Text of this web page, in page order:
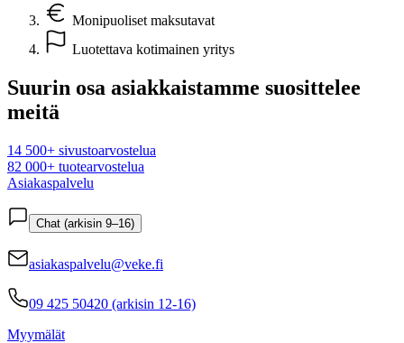
Monipuoliset maksutavat
Luotettava kotimainen yritys
Suurin osa asiakkaistamme suosittelee
meitä
14 500+ sivustoarvostelua
82 000+ tuotearvostelua
Asiakaspalvelu
Chat (arkisin 9–16)
asiakaspalvelu@veke.fi
09 425 50420 (arkisin 12-16)
Myymälät